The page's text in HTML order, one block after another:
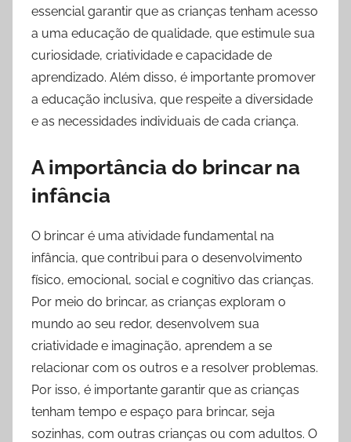
essencial garantir que as crianças tenham acesso
a uma educação de qualidade, que estimule sua
curiosidade, criatividade e capacidade de
aprendizado. Além disso, é importante promover
a educação inclusiva, que respeite a diversidade
e as necessidades individuais de cada criança.
A importância do brincar na
infância
O brincar é uma atividade fundamental na
infância, que contribui para o desenvolvimento
físico, emocional, social e cognitivo das crianças.
Por meio do brincar, as crianças exploram o
mundo ao seu redor, desenvolvem sua
criatividade e imaginação, aprendem a se
relacionar com os outros e a resolver problemas.
Por isso, é importante garantir que as crianças
tenham tempo e espaço para brincar, seja
sozinhas, com outras crianças ou com adultos. O